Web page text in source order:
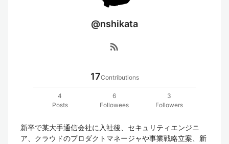
@nshikata
rss_feed
17Contributions
4
Posts
6
Followees
3
Followers
新卒で某大手通信会社に入社後、セキュリティエンジニ
ア、クラウドのプロダクトマネージャや事業戦略立案、新